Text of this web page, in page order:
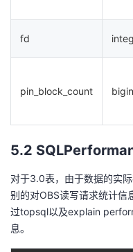
fd
pin_block_count
5.2
对于3.0表，由于数据的实
别的对OBS读写请求统计信
过topsql以及explain
息。